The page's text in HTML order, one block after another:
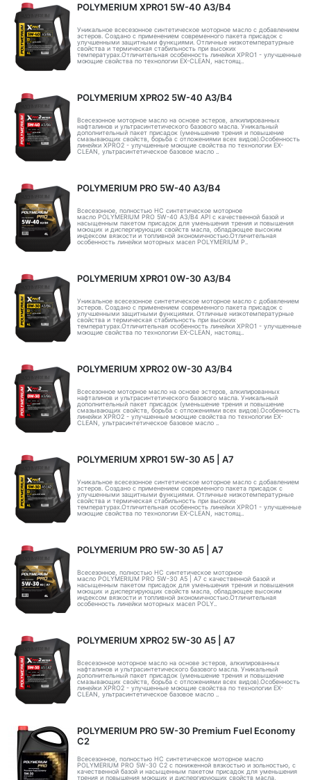
POLYMERIUM XPRO1 5W-40 A3/B4
Уникальное всесезонное синтетическое моторное масло с добавлением
эстеров. Создано с применением современного пакета присадок с
улучшенными защитными функциями. Отличные низкотемпературные
свойства и термическая стабильность при высоких
температурах.Отличительная особенность линейки XPRO1 - улучшенные
моющие свойства по технологии EX-CLEAN, настоящ..
POLYMERIUM XPRO2 5W-40 A3/B4
Всесезонное моторное масло на основе эстеров, алкилированных
нафталинов и ультрасинтетического базового масла. Уникальный
дополнительный пакет присадок (уменьшение трения и повышение
смазывающих свойств, борьба с отложениями всех видов).Особенность
линейки XPRO2 - улучшенные моющие свойства по технологии EX-
CLEAN, ультрасинтетическое базовое масло ..
POLYMERIUM PRO 5W-40 A3/B4
Всесезонное, полностью HC синтетическое моторное
масло POLYMERIUM PRO 5W-40 A3/B4 API с качественной базой и
насыщенным пакетом присадок для уменьшения трения и повышения
моющих и диспергирующих свойств масла, обладающее высоким
индексом вязкости и топливной экономичностью.Отличительная
особенность линейки моторных масел POLYMERIUM P..
POLYMERIUM XPRO1 0W-30 A3/B4
Уникальное всесезонное синтетическое моторное масло с добавлением
эстеров. Создано с применением современного пакета присадок с
улучшенными защитными функциями. Отличные низкотемпературные
свойства и термическая стабильность при высоких
температурах.Отличительная особенность линейки XPRO1 - улучшенные
моющие свойства по технологии EX-CLEAN, настоящ..
POLYMERIUM XPRO2 0W-30 A3/B4
Всесезонное моторное масло на основе эстеров, алкилированных
нафталинов и ультрасинтетического базового масла. Уникальный
дополнительный пакет присадок (уменьшение трения и повышение
смазывающих свойств, борьба с отложениями всех видов).Особенность
линейки XPRO2 - улучшенные моющие свойства по технологии EX-
CLEAN, ультрасинтетическое базовое масло ..
POLYMERIUM XPRO1 5W-30 А5 | А7
Уникальное всесезонное синтетическое моторное масло с добавлением
эстеров. Создано с применением современного пакета присадок с
улучшенными защитными функциями. Отличные низкотемпературные
свойства и термическая стабильность при высоких
температурах.Отличительная особенность линейки XPRO1 - улучшенные
моющие свойства по технологии EX-CLEAN, настоящ..
POLYMERIUM PRO 5W-30 A5 | А7
Всесезонное, полностью HC синтетическое моторное
масло POLYMERIUM PRO 5W-30 A5 | А7 с качественной базой и
насыщенным пакетом присадок для уменьшения трения и повышения
моющих и диспергирующих свойств масла, обладающее высоким
индексом вязкости и топливной экономичностью.Отличительная
особенность линейки моторных масел POLY..
POLYMERIUM XPRO2 5W-30 А5 | А7
Всесезонное моторное масло на основе эстеров, алкилированных
нафталинов и ультрасинтетического базового масла. Уникальный
дополнительный пакет присадок (уменьшение трения и повышение
смазывающих свойств, борьба с отложениями всех видов).Особенность
линейки XPRO2 - улучшенные моющие свойства по технологии EX-
CLEAN, ультрасинтетическое базовое масло ..
POLYMERIUM PRO 5W-30 Premium Fuel Economy
С2
Всесезонное, полностью HC синтетическое моторное масло
POLYMERIUM PRO 5W-30 C2 с пониженной вязкостью и зольностью, с
качественной базой и насыщенным пакетом присадок для уменьшения
трения и повышения моющих и диспергирующих свойств масла,